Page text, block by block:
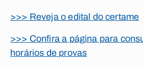
>>> Reveja o edital do certame
>>> Confira a página para
horários de provas